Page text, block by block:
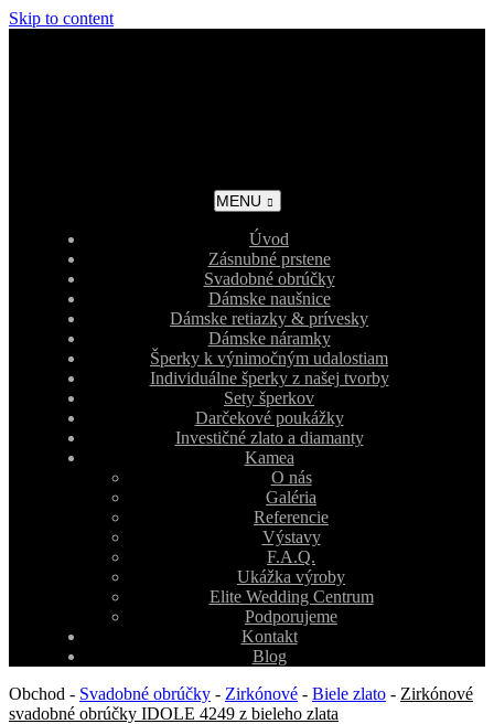
Skip to content
MENU
Úvod
Zásnubné prstene
Svadobné obrúčky
Dámske naušnice
Dámske retiazky & prívesky
Dámske náramky
Šperky k výnimočným udalostiam
Individuálne šperky z našej tvorby
Sety šperkov
Darčekové poukážky
Investičné zlato a diamanty
Kamea
O nás
Galéria
Referencie
Výstavy
F.A.Q.
Ukážka výroby
Elite Wedding Centrum
Podporujeme
Kontakt
Blog
Obchod - Svadobné obrúčky - Zirkónové - Biele zlato - Zirkónové
svadobné obrúčky IDOLE 4249 z bieleho zlata